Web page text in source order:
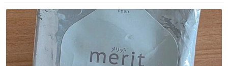
ト
数
数